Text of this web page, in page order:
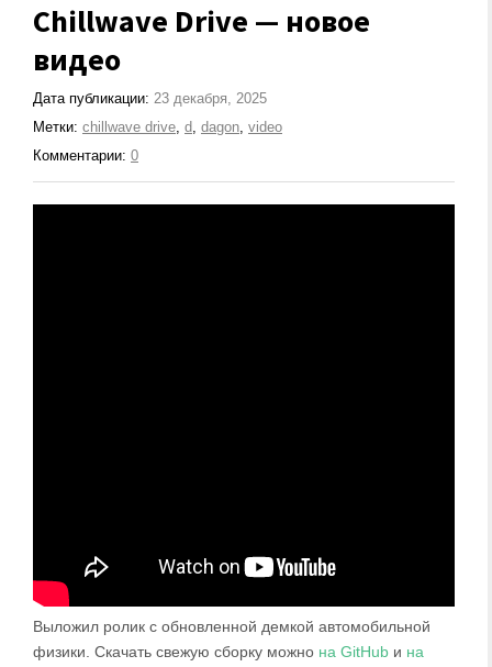
Chillwave Drive — новое
видео
Дата публикации: 23 декабря, 2025
Метки: chillwave drive, d, dagon, video
Комментарии: 0
Выложил ролик с обновленной демкой автомобильной
физики. Скачать свежую сборку можно на GitHub и на